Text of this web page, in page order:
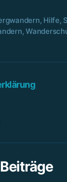
, Hilfe,
,